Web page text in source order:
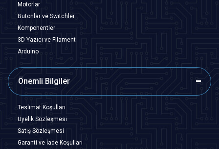
Motorlar
Butonlar ve Switchler
Komponentler
3D Yazıcı ve Filament
Arduino
Önemli Bilgiler
Teslimat Koşulları
Üyelik Sözleşmesi
Satış Sözleşmesi
Garanti ve İade Koşulları